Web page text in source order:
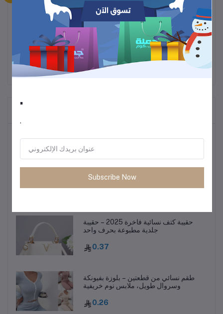
ارتقِ بتجربة تناول الطعام معأطباق السيراميك الفندقية عالية الجودة
تتميز هذه المجموعة بأناقة الطراز القديم، مع قدرة تحمل
للفرن والميكروويف
أكثر المنتجات مبيعًا
1.16
حقيبة كتف نسائية فاخرة 2025 – حقيبة
جلدية مطبوعة بحرف واحد
0.37
طقم نسائي من قطعتين – بلوزة بفيونكة
وسروال طويل، ملابس نوم خريفية
0.26
.
.
Subscribe Now